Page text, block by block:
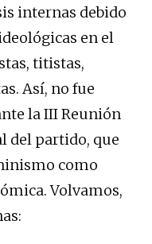
internas debido
en el
titistas,
Así, no fue
la III Reunión
del partido, que
como
Volvamos,